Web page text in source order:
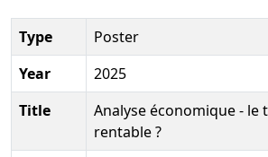
Type
Poster
Year
2025
Title
Analyse économique - le
rentable ?